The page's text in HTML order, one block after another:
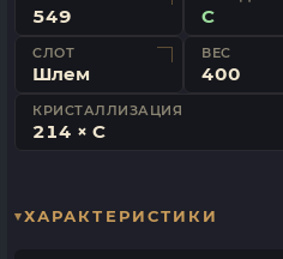
549 C
СЛОТ
Шлем
ВЕС
400
КРИСТАЛЛИЗАЦИЯ
214 × C
ХАРАКТЕРИСТИКИ